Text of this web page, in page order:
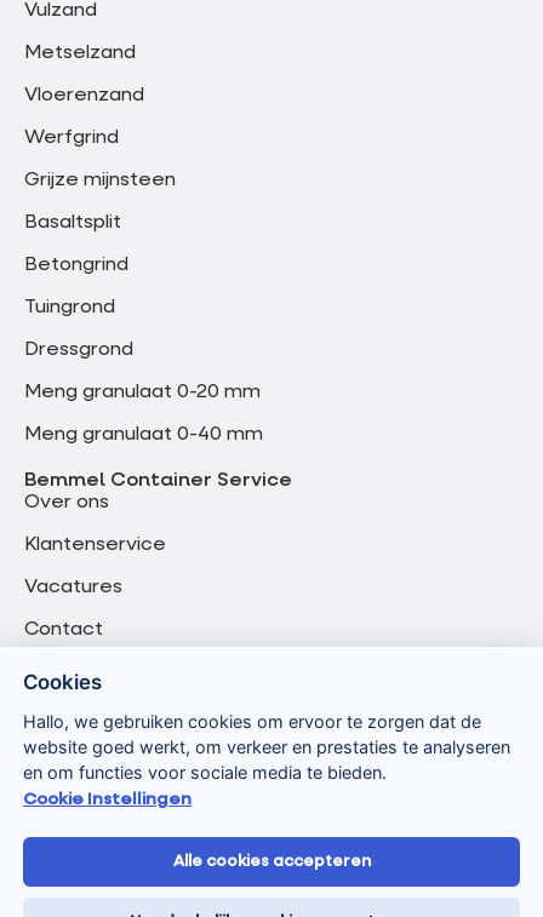
Vulzand
Metselzand
Vloerenzand
Werfgrind
Grijze mijnsteen
Basaltsplit
Betongrind
Tuingrond
Dressgrond
Meng granulaat 0-20 mm
Meng granulaat 0-40 mm
Bemmel Container Service
Over ons
Klantenservice
Vacatures
Contact
Cookies
Hallo, we gebruiken cookies om ervoor te zorgen dat de
website goed werkt, om verkeer en prestaties te analyseren
en om functies voor sociale media te bieden.
Cookie Instellingen
Alle cookies accepteren